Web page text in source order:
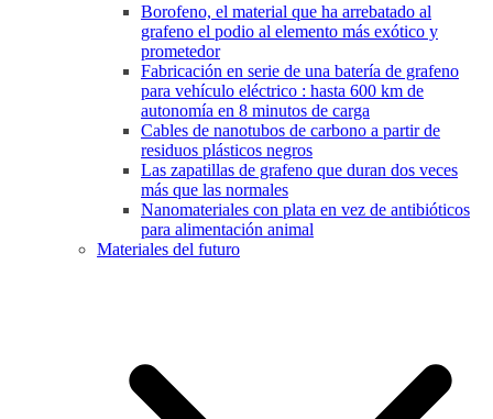
Borofeno, el material que ha arrebatado al
grafeno el podio al elemento más exótico y
prometedor
Fabricación en serie de una batería de grafeno
para vehículo eléctrico : hasta 600 km de
autonomía en 8 minutos de carga
Cables de nanotubos de carbono a partir de
residuos plásticos negros
Las zapatillas de grafeno que duran dos veces
más que las normales
Nanomateriales con plata en vez de antibióticos
para alimentación animal
Materiales del futuro